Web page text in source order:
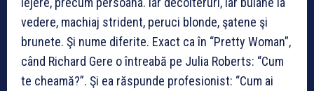
vedere, machiaj strident, peruci blonde, şatene şi
brunete. Şi nume diferite. Exact ca în “Pretty Woman”,
când Richard Gere o întreabă pe Julia Roberts: “Cum
te cheamă?”. Şi ea răspunde profesionist: “Cum ai